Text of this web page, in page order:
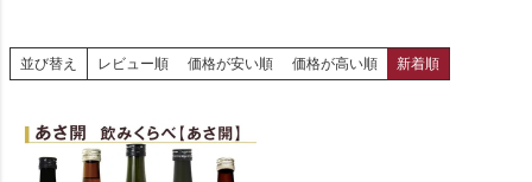
並び替え レビュー順 価格が安い順 価格が高い順 新着順